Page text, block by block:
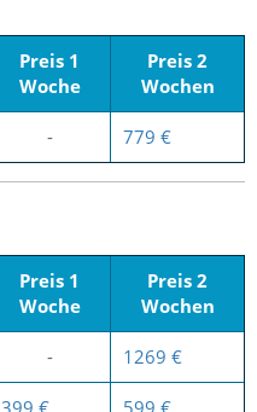
Preis 1
Woche
Preis 2
Wochen
- 779 €
Preis 1
Woche
Preis 2
Wochen
- 1269 €